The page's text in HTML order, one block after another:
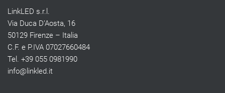
LinkLED s.r.l.
Via Duca D’Aosta, 16
50129 Firenze – Italia
C.F. e P.IVA 07027660484
Tel. +39 055 0981990
info@linkled.it